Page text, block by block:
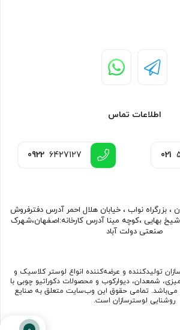
اطلاعات تماس
021
0922 6427127
آدرس دفتر همکاران: تهران ، بزرگراه نواب ، خیابان هلال احمر آدرس دفترفروش
اینترنتی:اصفهان،خیابان شیخ بهایی ،کوچه مینا آدرس کارخانه:اصفهان،شهرک
صنعتی دولت آباد
تولیدکننده و عرضه‌کننده انواع لوستر کلاسیک و
شمعدان، دیوارکوب و محصولات دکوراتیو چوبی با
متنوع می‌باشد. تمامی حقوق این وب‌سایت متعلق به صنایع
روشنایی لوسترسازان است.